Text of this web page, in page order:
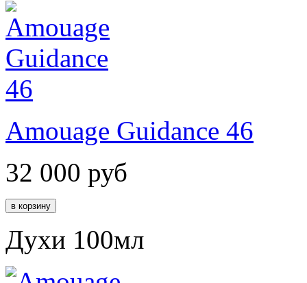
Amouage Guidance 46
32 000 руб
Духи 100мл